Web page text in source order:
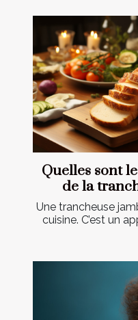
Quelles sont
de la
Une trancheuse
cuisine. C’est un